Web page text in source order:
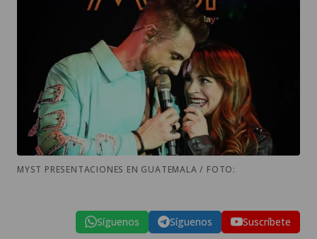
MYST PRESENTACIONES EN GUATEMALA / FOTO:
Síguenos Síguenos Suscríbete